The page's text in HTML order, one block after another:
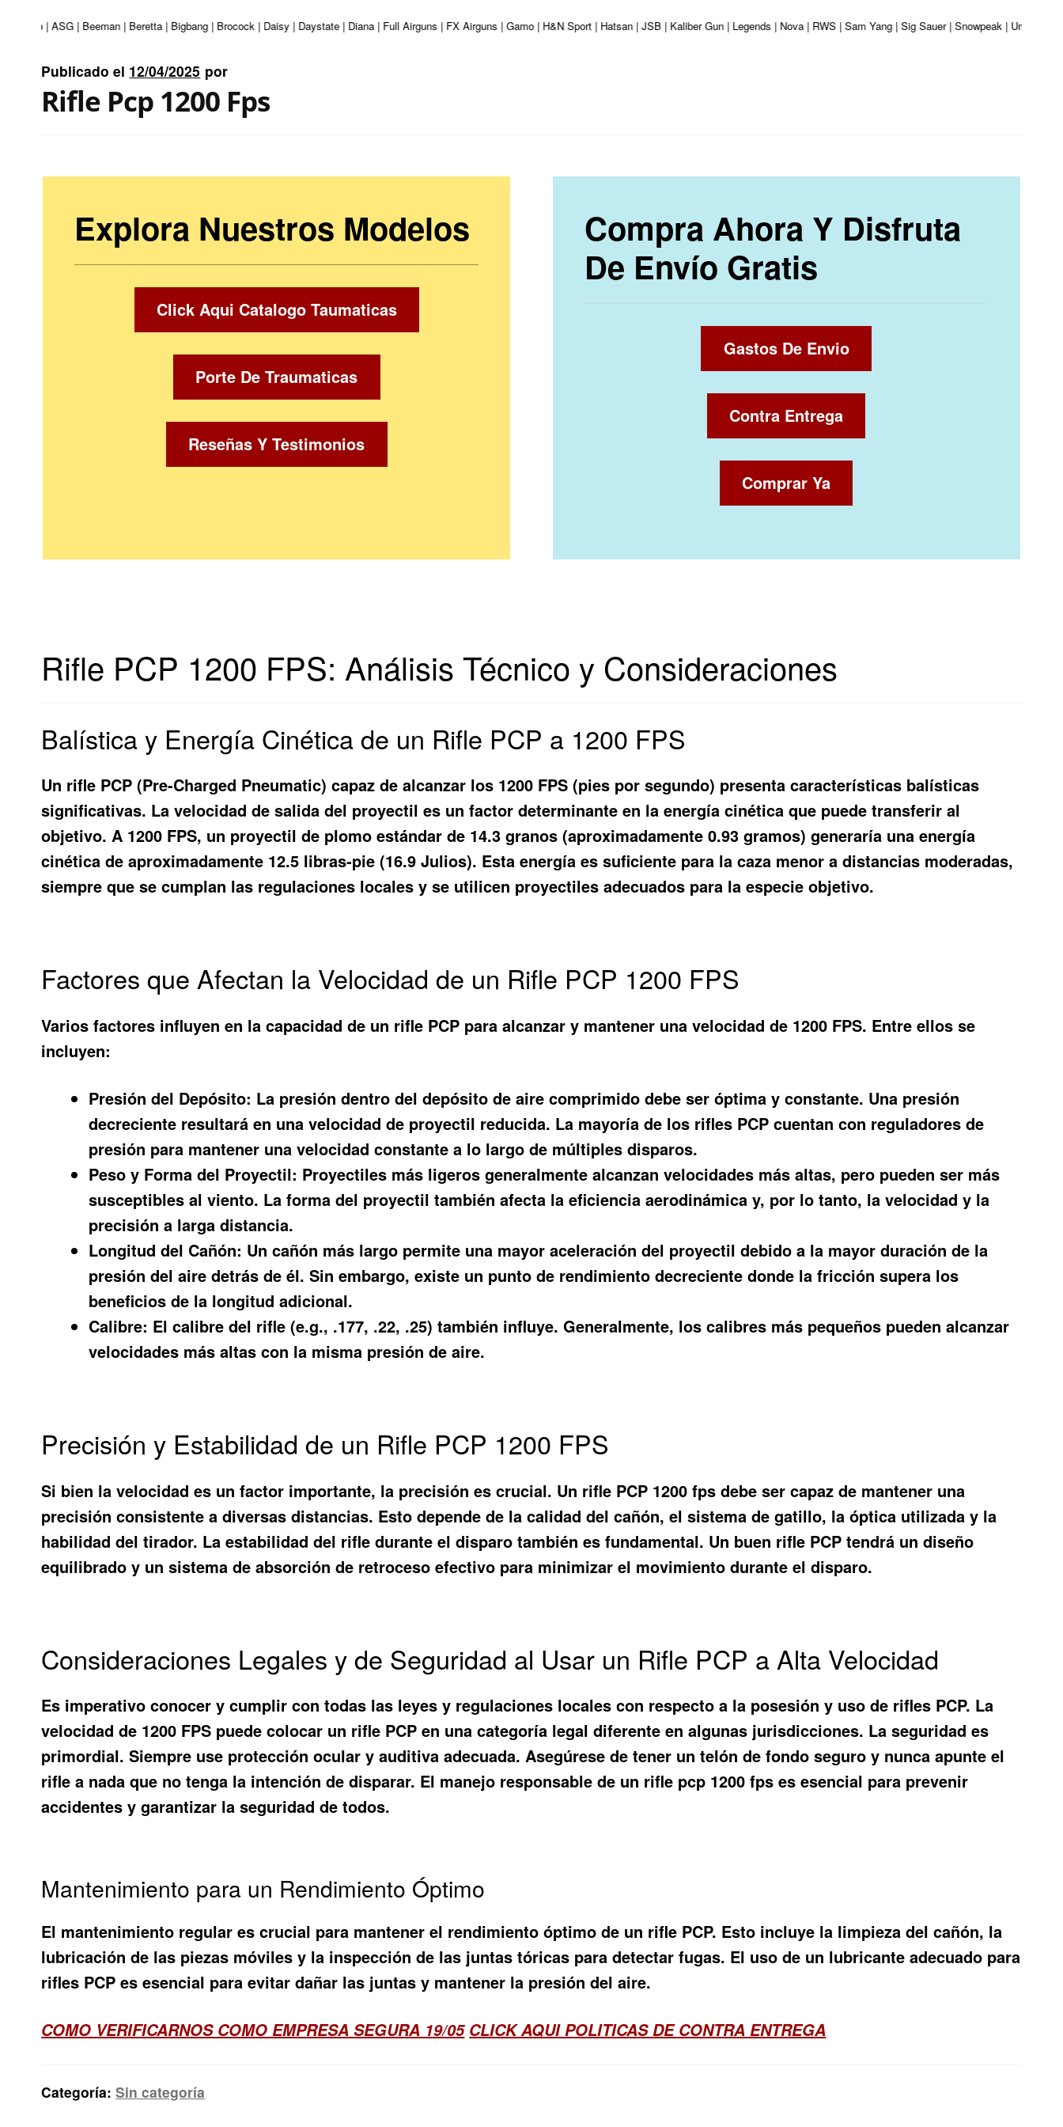
| ASG | Beeman | Beretta | Bigbang | Brocock | Daisy | Daystate | Diana | Full Airguns | FX Airguns | Gamo | H&N Sport | Hatsan | JSB | Kaliber Gun | Legends | Nova | RWS | Sam Yang | Sig Sauer | Snowpeak | Umarex |
Publicado el 12/04/2025 por
Rifle Pcp 1200 Fps
Explora Nuestros Modelos
Click Aqui Catalogo Taumaticas
Porte De Traumaticas
Reseñas Y Testimonios
Compra Ahora Y Disfruta
De Envío Gratis
Gastos De Envio
Contra Entrega
Comprar Ya
Rifle PCP 1200 FPS: Análisis Técnico y Consideraciones
Balística y Energía Cinética de un Rifle PCP a 1200 FPS
Un rifle PCP (Pre-Charged Pneumatic) capaz de alcanzar los 1200 FPS (pies por segundo) presenta características balísticas
significativas. La velocidad de salida del proyectil es un factor determinante en la energía cinética que puede transferir al
objetivo. A 1200 FPS, un proyectil de plomo estándar de 14.3 granos (aproximadamente 0.93 gramos) generaría una energía
cinética de aproximadamente 12.5 libras-pie (16.9 Julios). Esta energía es suficiente para la caza menor a distancias moderadas,
siempre que se cumplan las regulaciones locales y se utilicen proyectiles adecuados para la especie objetivo.
Factores que Afectan la Velocidad de un Rifle PCP 1200 FPS
Varios factores influyen en la capacidad de un rifle PCP para alcanzar y mantener una velocidad de 1200 FPS. Entre ellos se
incluyen:
Presión del Depósito: La presión dentro del depósito de aire comprimido debe ser óptima y constante. Una presión
decreciente resultará en una velocidad de proyectil reducida. La mayoría de los rifles PCP cuentan con reguladores de
presión para mantener una velocidad constante a lo largo de múltiples disparos.
Peso y Forma del Proyectil: Proyectiles más ligeros generalmente alcanzan velocidades más altas, pero pueden ser más
susceptibles al viento. La forma del proyectil también afecta la eficiencia aerodinámica y, por lo tanto, la velocidad y la
precisión a larga distancia.
Longitud del Cañón: Un cañón más largo permite una mayor aceleración del proyectil debido a la mayor duración de la
presión del aire detrás de él. Sin embargo, existe un punto de rendimiento decreciente donde la fricción supera los
beneficios de la longitud adicional.
Calibre: El calibre del rifle (e.g., .177, .22, .25) también influye. Generalmente, los calibres más pequeños pueden alcanzar
velocidades más altas con la misma presión de aire.
Precisión y Estabilidad de un Rifle PCP 1200 FPS
Si bien la velocidad es un factor importante, la precisión es crucial. Un rifle PCP 1200 fps debe ser capaz de mantener una
precisión consistente a diversas distancias. Esto depende de la calidad del cañón, el sistema de gatillo, la óptica utilizada y la
habilidad del tirador. La estabilidad del rifle durante el disparo también es fundamental. Un buen rifle PCP tendrá un diseño
equilibrado y un sistema de absorción de retroceso efectivo para minimizar el movimiento durante el disparo.
Consideraciones Legales y de Seguridad al Usar un Rifle PCP a Alta Velocidad
Es imperativo conocer y cumplir con todas las leyes y regulaciones locales con respecto a la posesión y uso de rifles PCP. La
velocidad de 1200 FPS puede colocar un rifle PCP en una categoría legal diferente en algunas jurisdicciones. La seguridad es
primordial. Siempre use protección ocular y auditiva adecuada. Asegúrese de tener un telón de fondo seguro y nunca apunte el
rifle a nada que no tenga la intención de disparar. El manejo responsable de un rifle pcp 1200 fps es esencial para prevenir
accidentes y garantizar la seguridad de todos.
Mantenimiento para un Rendimiento Óptimo
El mantenimiento regular es crucial para mantener el rendimiento óptimo de un rifle PCP. Esto incluye la limpieza del cañón, la
lubricación de las piezas móviles y la inspección de las juntas tóricas para detectar fugas. El uso de un lubricante adecuado para
rifles PCP es esencial para evitar dañar las juntas y mantener la presión del aire.
COMO VERIFICARNOS COMO EMPRESA SEGURA 19/05 CLICK AQUI POLITICAS DE CONTRA ENTREGA
Categoría:Sin categoría